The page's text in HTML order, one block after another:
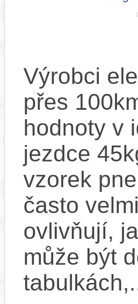
Výrobci
přes
hodnoty v
jezdce
vzorek
často
ovlivňují,
může být